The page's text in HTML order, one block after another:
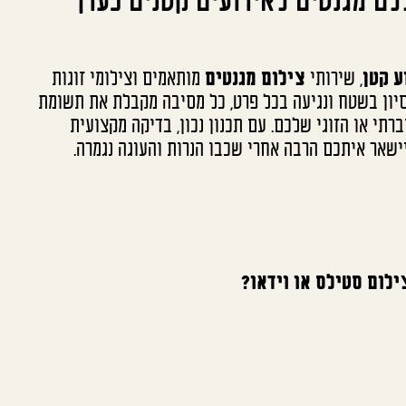
קטן, שירותי צילום מגנטים מותאמים וצילומי זוגות
בשטח ונגיעה בכל פרט, כל מסיבה מקבלת את תשומת
או הזוגי שלכם. עם תכנון נכון, בדיקה מקצועית
איתכם הרבה אחרי שכבו הנרות והעוגה נגמרה.
סטילס או וידאו?